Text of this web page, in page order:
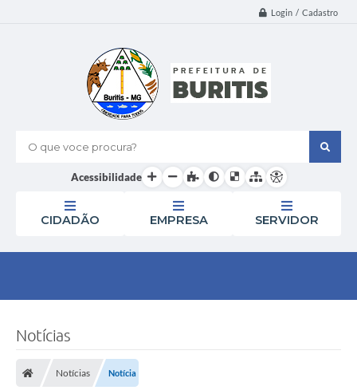
Login / Cadastro
O que voce procura?
Acessibilidade
CIDADÃO EMPRESA SERVIDOR
Notícias
Notícias Notícia